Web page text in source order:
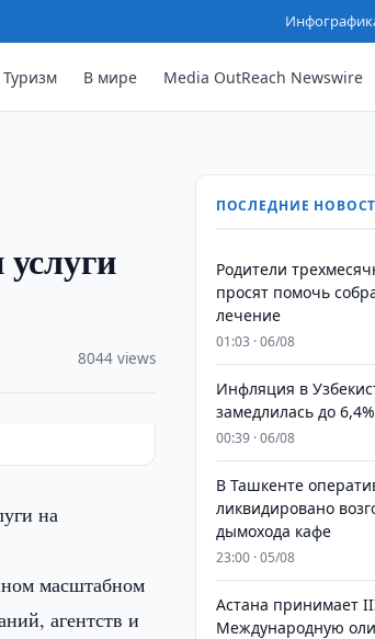
Туризм В мире Media OutReach Newswire
8044 views
на
масштабном
агентств и
ПОСЛЕДНИЕ
Родители
просят помочь
лечение
01:03 · 06/08
Инфляция в
замедлилась до
00:39 · 06/08
В Ташкенте
ликвидировано
дымохода кафе
23:00 · 05/08
Астана принимает
Международную